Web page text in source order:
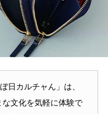
日カルチャん」は、
文化を気軽に体験で